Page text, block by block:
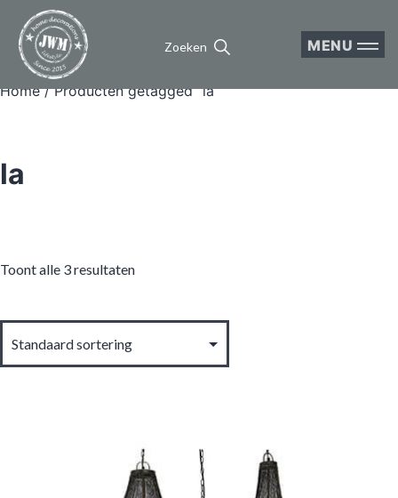
Zoeken MENU
Home/ Producten getagged “la”
la
Toont alle 3 resultaten